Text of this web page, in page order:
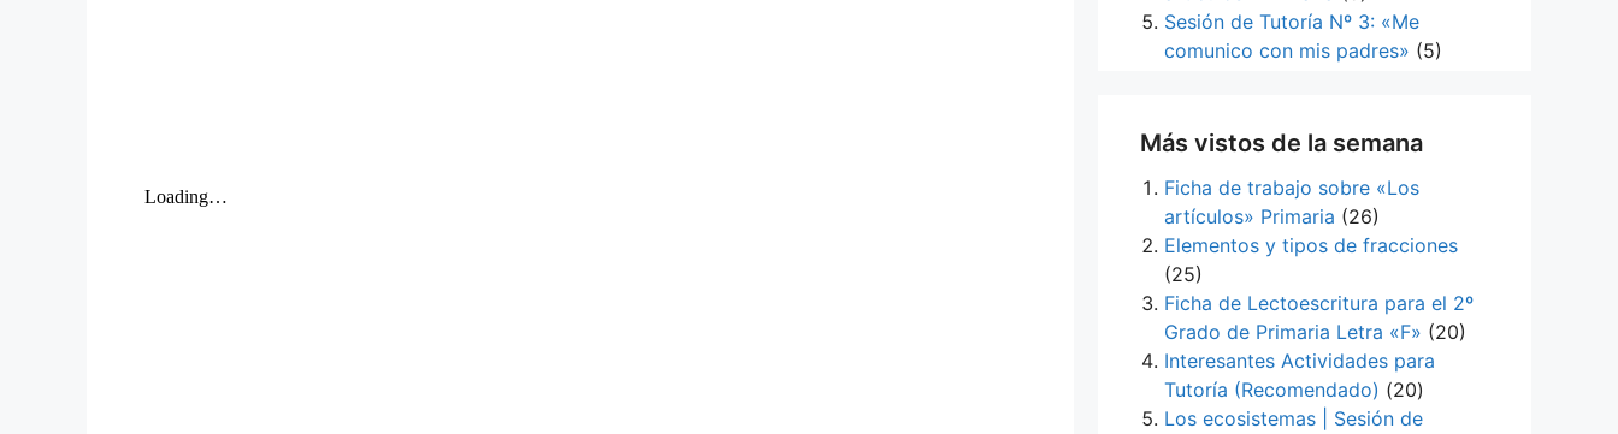
Sesión de Tutoría Nº 3: «Me
comunico con mis padres» (5)
Más vistos de la semana
Ficha de trabajo sobre «Los
artículos» Primaria (26)
Elementos y tipos de fracciones
(25)
Ficha de Lectoescritura para el 2º
Grado de Primaria Letra «F» (20)
Interesantes Actividades para
Tutoría (Recomendado) (20)
Los ecosistemas | Sesión de